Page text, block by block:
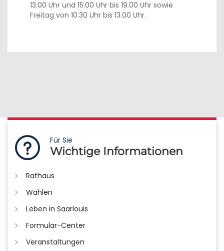
13.00 Uhr und 15.00 Uhr bis 19.00 Uhr sowie
Freitag von 10.30 Uhr bis 13.00 Uhr.
Für Sie
Wichtige Informationen
Rathaus
Wahlen
Leben in Saarlouis
Formular-Center
Veranstaltungen